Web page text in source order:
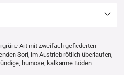
Art mit zweifach gefiederten
Sori, im Austrieb rötlich überlaufen,
humose, kalkarme Böden